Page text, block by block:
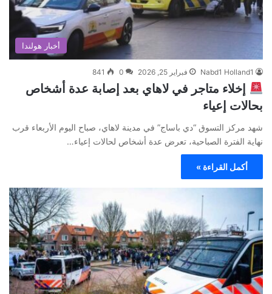
أخبار هولندا
Nabd1 Holland1 فبراير 25, 2026 0
841
إخلاء متاجر في لاهاي بعد إصابة عدة أشخاص
بحالات إعياء
شهد مركز التسوق “دي باساج” في مدينة لاهاي، صباح اليوم الأربعاء قرب
نهاية الفترة الصباحية، تعرض عدة أشخاص لحالات إعياء…
أكمل القراءة »